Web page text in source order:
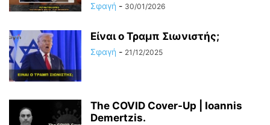
Σφαγή - 30/01/2026
Είναι ο Τραμπ Σιωνιστής;
Σφαγή - 21/12/2025
The COVID Cover-Up | Ioannis
Demertzis.